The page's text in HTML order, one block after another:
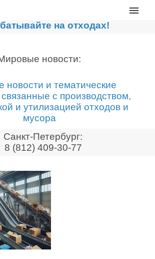
линии
оборудование
контейнеры
проекты
компании
новости
заявку
на отходах!
новости:
новости и тематические
с производством,
и утилизацией отходов и
мусора
Санкт-Петербург:
8 (812) 409-30-77